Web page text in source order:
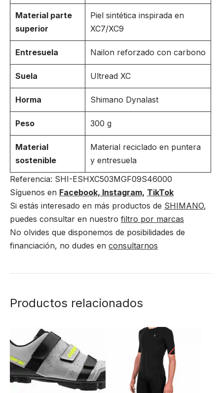
Material parte
superior
Piel sintética inspirada en
XC7/XC9
Entresuela Nailon reforzado con carbono
Suela Ultread XC
Horma Shimano Dynalast
Peso 300 g
Material
sostenible
Material reciclado en puntera
y entresuela
Referencia: SHI-ESHXC503MGF09S46000
Síguenos en Facebook, Instagram, TikTok
Si estás interesado en más productos de SHIMANO,
puedes consultar en nuestro filtro por marcas
No olvides que disponemos de posibilidades de
financiación, no dudes en consultarnos
Productos relacionados